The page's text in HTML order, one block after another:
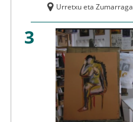
Urretxu eta Zumarraga
3